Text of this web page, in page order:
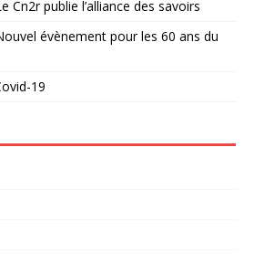
Cn2r publie l’alliance des savoirs
évènement pour les 60 ans du
19